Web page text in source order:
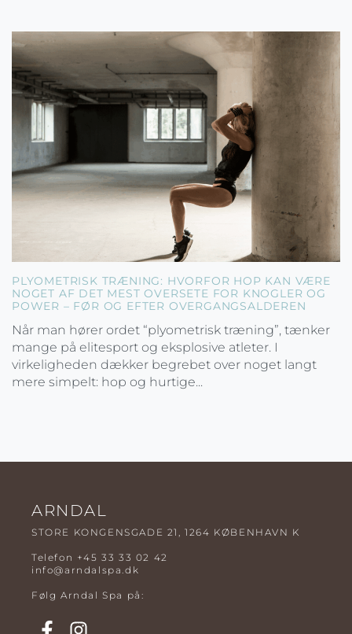
PLYOMETRISK TRÆNING: HVORFOR HOP KAN VÆRE
NOGET AF DET MEST OVERSETE FOR KNOGLER OG
POWER – FØR OG EFTER OVERGANGSALDEREN
Når man hører ordet “plyometrisk træning”, tænker
mange på elitesport og eksplosive atleter. I
virkeligheden dækker begrebet over noget langt
mere simpelt: hop og hurtige...
ARNDAL
STORE KONGENSGADE 21, 1264 KØBENHAVN K
Telefon +45 33 33 02 42
info@arndalspa.dk
Følg Arndal Spa på: